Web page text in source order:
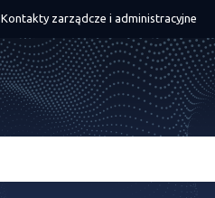
Kontakty zarządcze i administracyjne